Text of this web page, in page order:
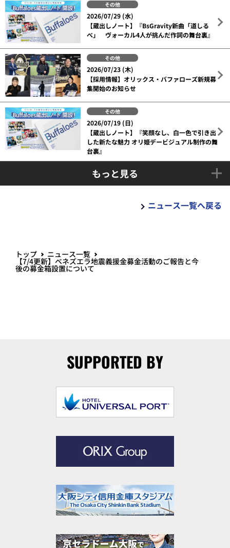
その他
2026/07/29 (水)
【蔵出しノート】『BsGravity新曲「道しる
べ」 ヴォーカル4人が挑んだ作詞の舞台裏』
その他
2026/07/23 (木)
【採用情報】オリックス・バファローズ新規募
集開始のお知らせ
その他
2026/07/19 (日)
【蔵出しノート】『笑顔なし、白一色で引き出
した新たな魅力 オリ姫デービジュアル制作の舞
台裏』
もっと見る
ニュース一覧へ戻る
トップ ニュース一覧
【7/4更新】ベネズエラ地震義援金募金活動のご報告と今
後の募金箱設置について
SUPPORTED BY